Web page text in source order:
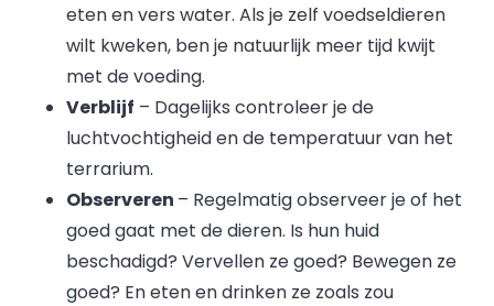
eten en vers water. Als je zelf voedseldieren
wilt kweken, ben je natuurlijk meer tijd kwijt
met de voeding.
Verblijf – Dagelijks controleer je de
luchtvochtigheid en de temperatuur van het
terrarium.
Observeren – Regelmatig observeer je of het
goed gaat met de dieren. Is hun huid
beschadigd? Vervellen ze goed? Bewegen ze
goed? En eten en drinken ze zoals zou